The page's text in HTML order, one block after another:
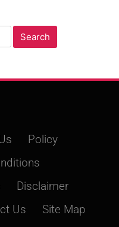
Policy
Disclaimer
Us Site Map